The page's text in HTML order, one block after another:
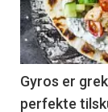
nå
-
2
Gyros er
perfekte